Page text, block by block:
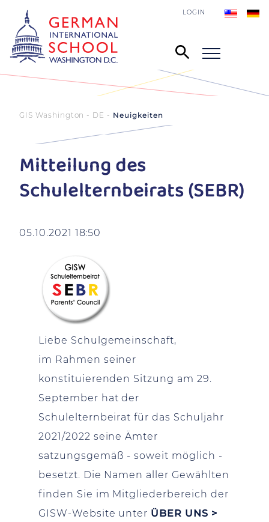
LOGIN
GIS Washington - DE Neuigkeiten
Mitteilung des
Schulelternbeirats (SEBR)
05.10.2021 18:50
Liebe Schulgemeinschaft,
im Rahmen seiner
konstituierenden Sitzung am 29.
September hat der
Schulelternbeirat für das Schuljahr
2021/2022 seine Ämter
satzungsgemäß - soweit möglich -
besetzt. Die Namen aller Gewählten
finden Sie im Mitgliederbereich der
GISW-Website unter ÜBER UNS >